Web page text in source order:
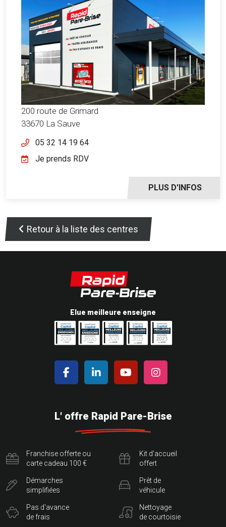
200 route de Grimard
33670 La Sauve
05 32 14 19 64
PLUS D'INFOS
Je prends RDV
Retour à la liste des centres
Elue meilleure enseigne
L' offre Rapid Pare-Brise
Franchise offerte ou
carte cadeau 100 €
Démarches
simplifiées
Pas d'avance
de frais
Kit d'accueil
offert
Prêt de
véhicule
Nettoyage
de courtoisie